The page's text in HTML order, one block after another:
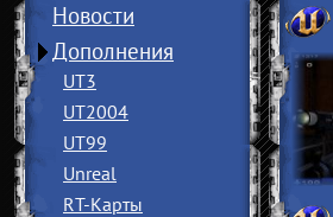
Новости
Дополнения
UT3
UT2004
UT99
Unreal
RT-Карты